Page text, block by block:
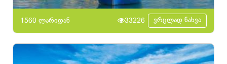
1560 ლარიდან 33226 ვრცლად ნახვა